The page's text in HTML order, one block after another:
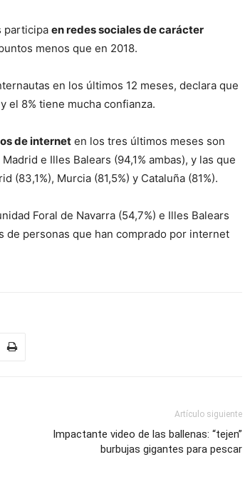
participa en redes sociales de carácter
menos que en 2018.
en los últimos 12 meses, declara que
el 8% tiene mucha confianza.
de internet en los tres últimos meses son
e Illes Balears (94,1% ambas), y las que
(83,1%), Murcia (81,5%) y Cataluña (81%).
Foral de Navarra (54,7%) e Illes Balears
de personas que han comprado por internet
Artículo siguiente
Impactante video de las ballenas: “tejen”
burbujas gigantes para pescar